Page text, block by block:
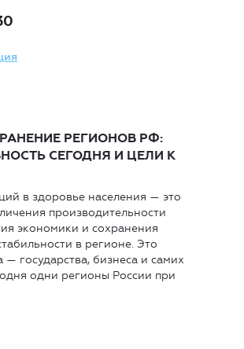
РЕГИОНОВ РФ:
СЕГОДНЯ И ЦЕЛИ К
в здоровье населения — это
производительности
экономики и сохранения
в регионе. Это
— государства, бизнеса и самих
одни регионы России при